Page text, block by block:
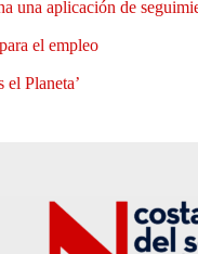
una aplicación de
el empleo
el Planeta’